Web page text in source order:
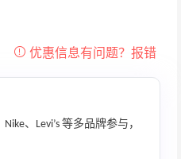
Nike、Levi’s 等多品牌参与，
9折